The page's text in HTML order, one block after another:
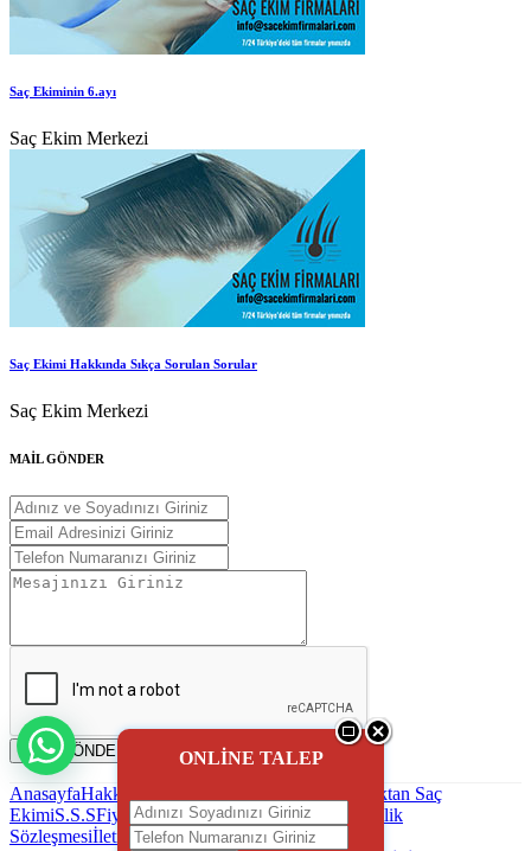
Saç Ekiminin 6.ayı
Saç Ekim Merkezi
Saç Ekimi Hakkında Sıkça Sorulan Sorular
Saç Ekim Merkezi
MAİL GÖNDER
MAİL GÖNDER
AnasayfaHakkımızda
Uzaktan Saç
EkimiS.S.SFiyatlandırmaReklam uygulaması
Gizlilik
Sözleşmesiİletişim
ONLİNE TALEP